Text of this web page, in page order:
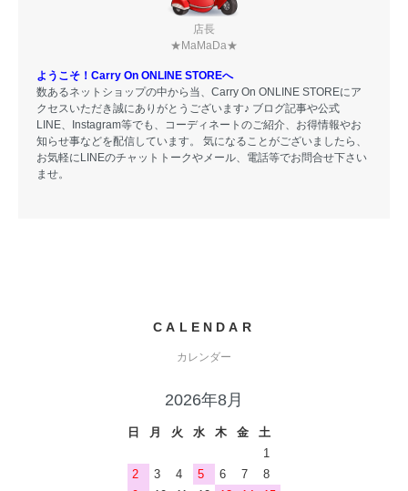
店長
★MaMaDa★
ようこそ！Carry On ONLINE STOREへ
数あるネットショップの中から当、Carry On ONLINE STOREにア
クセスいただき誠にありがとうございます♪ ブログ記事や公式
LINE、Instagram等でも、コーディネートのご紹介、お得情報やお
知らせ事などを配信しています。 気になることがございましたら、
お気軽にLINEのチャットトークやメール、電話等でお問合せ下さい
ませ。
CALENDAR
カレンダー
2026年8月
日 月 火 水 木 金
土
1
2
3 4 5 6 7
8